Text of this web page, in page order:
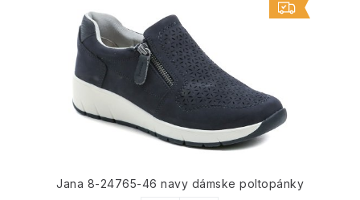
Jana 8-24765-46 navy dámske poltopánky